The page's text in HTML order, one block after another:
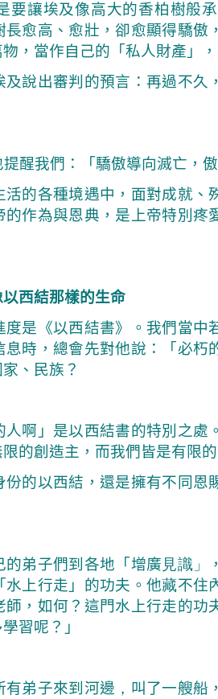
要讓埃及像高大的香柏樹般
愈高、愈壯，卻愈顯得驕傲
，當作自己的「私人財產」
出審判的預言：再過不久
提醒我們：「驕傲導向滅亡，傲
各種境遇中，面對成就、
作為與恩典，是上帝特別疼
西結那樣的生命
度是 《以西結書》 。我們當中
時，總會先對他說：「必朽
、民族？
人啊」是以西結書的特別之
的創造主，而我們皆是有限的
以西結，還是擁有不同恩
的弟子們到各地「增廣 見識」
水上行走」的功夫。他藏不住
師，如何？這門水上行走的功
習呢？」
有弟子來到河邊 ， 叫了一艘船